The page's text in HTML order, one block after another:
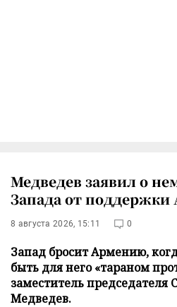
Медведев заявил о
Запада от
8 августа 2026, 15:11 0
Запад бросит Армению,
быть для него «тараном
заместитель председателя
Медведев.